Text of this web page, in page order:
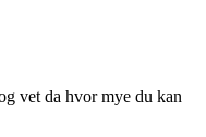
vet da hvor mye du kan